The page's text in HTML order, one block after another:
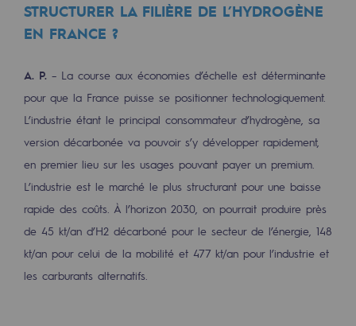
Le Labo
Acteur engagé
Ambition RSE
Responsabilité environnementale
Responsabilité environnementale
BE POSITIF, le programme de
Décarbonation : une priorité
Limitation des émissions atmosphériques
STRUCTURER LA FILIÈRE DE L’HYDROGÈNE
EN FRANCE ?
A. P. – La course aux économies d’échelle est déterminante
pour que la France puisse se positionner technologiquement.
L’industrie étant le principal consommateur d’hydrogène, sa
version décarbonée va pouvoir s’y développer rapidement,
en premier lieu sur les usages pouvant payer un premium.
L’industrie est le marché le plus structurant pour une baisse
rapide des coûts. À l’horizon 2030, on pourrait produire près
de 45 kt/an d’H2 décarboné pour le secteur de l’énergie, 148
kt/an pour celui de la mobilité et 477 kt/an pour l’industrie et
les carburants alternatifs.